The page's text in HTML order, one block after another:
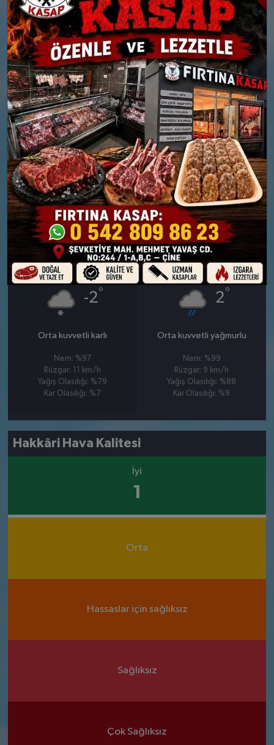
26 MART
PERŞEMBE
1°
Orta kuvvetli veya yoğun ve
sağnak şeklinde kar
Nem: %92
Rüzgar: 16 km/h
Yağış Olasılığı: %89
Kar Olasılığı: %8
27 MART
CUMA
1°
Bölgesel gök gürültülü orta
kuvvetli veya yoğun kar yağışlı
Nem: %96
Rüzgar: 12 km/h
Yağış Olasılığı: %86
Kar Olasılığı: %9
28 MART
CUMARTESI
-2°
Orta kuvvetli karlı
Nem: %97
Rüzgar: 11 km/h
Yağış Olasılığı: %79
Kar Olasılığı: %7
29 MART
PAZAR
2°
Orta kuvvetli yağmurlu
Nem: %99
Rüzgar: 9 km/h
Yağış Olasılığı: %88
Kar Olasılığı: %9
Hakkâri Hava Kalitesi
İyi
1
Orta
Hassaslar için sağlıksız
Sağlıksız
Çok Sağlıksız